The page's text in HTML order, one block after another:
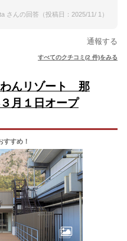
さんの回答（投稿日：2025/11/ 1）
通報する
すべてのクチコミ(2 件)をみる
わんリゾート 那
月１日オープ
すすめ！